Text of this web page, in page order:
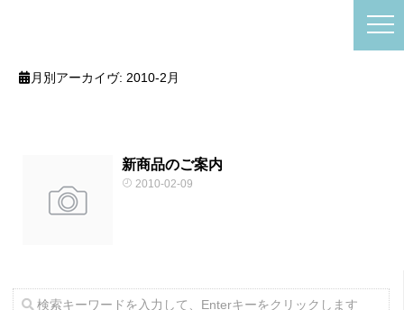
月別アーカイヴ: 2010-2月
新商品のご案内
2010-02-09